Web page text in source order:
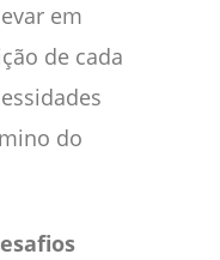
em
de cada
do